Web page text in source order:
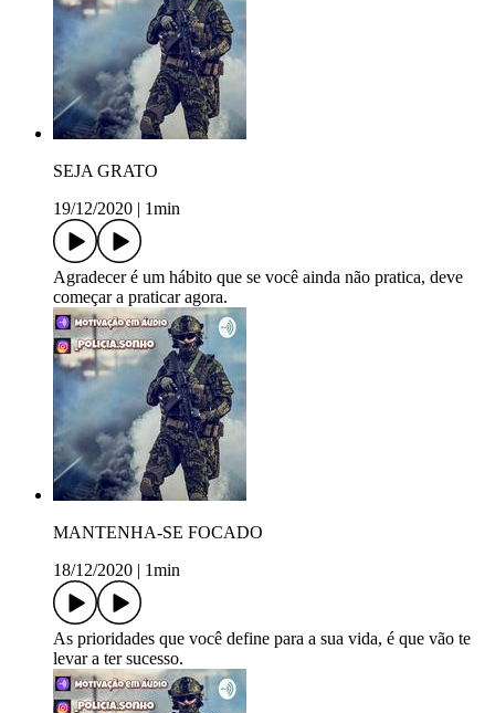
SEJA GRATO
19/12/2020
1min
Agradecer é um hábito que se você ainda não pratica, deve
começar a praticar agora.
MANTENHA-SE FOCADO
18/12/2020
1min
As prioridades que você define para a sua vida, é que vão te
levar a ter sucesso.